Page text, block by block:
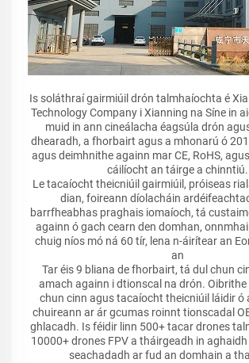
Is soláthraí gairmiúil drón talmhaíochta é
Technology Company i Xianning na Síne in
muid in ann cineálacha éagsúla drón
dhearadh, a fhorbairt agus a mhonarú ó
agus deimhnithe againn mar CE, RoHS,
cáilíocht an táirge a chinntiú.
Le tacaíocht theicniúil gairmiúil, próiseas
dian, foireann díolacháin
barrfheabhas praghais iomaíoch, tá
againn ó gach cearn den domhan,
chuig níos mó ná 60 tír, lena n-áirítear an
an
Tar éis 9 bliana de fhorbairt, tá dul chun
amach againn i dtionscal na drón. Oibrithe
chun cinn agus tacaíocht theicniúil láidir ó
chuireann ar ár gcumas roinnt tionscadal
ghlacadh. Is féidir linn 500+ tacar drones
10000+ drones FPV a tháirgeadh in
seachadadh ar fud an domhain a